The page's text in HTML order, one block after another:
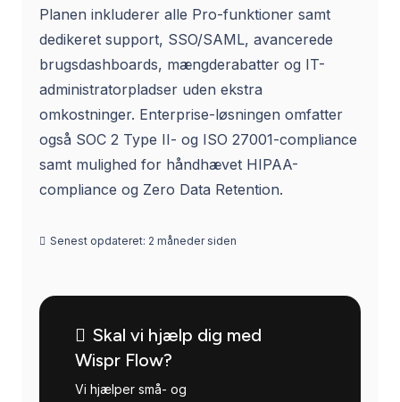
Planen inkluderer alle Pro-funktioner samt
dedikeret support, SSO/SAML, avancerede
brugsdashboards, mængderabatter og IT-
administratorpladser uden ekstra
omkostninger. Enterprise-løsningen omfatter
også SOC 2 Type II- og ISO 27001-compliance
samt mulighed for håndhævet HIPAA-
compliance og Zero Data Retention.
Senest opdateret: 2 måneder siden
Skal vi hjælp dig med
Wispr Flow?
Vi hjælper små- og